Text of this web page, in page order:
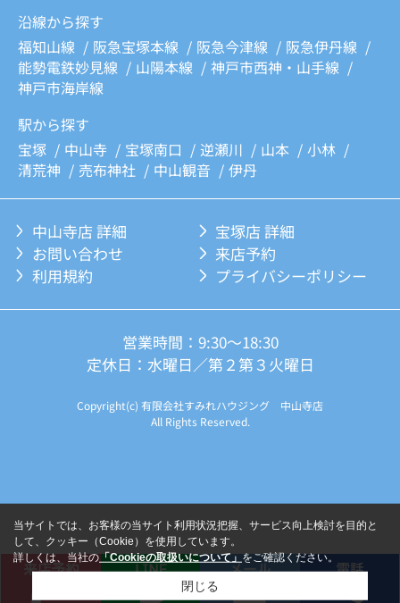
沿線から探す
福知山線
阪急宝塚本線 阪急今津線
阪急伊丹線
能勢電鉄妙見線
山陽本線
神戸市西神・山手線
神戸市海岸線
駅から探す
宝塚
中山寺 宝塚南口 逆瀬川 山本
小林
清荒神
売布神社 中山観音 伊丹
中山寺店 詳細
宝塚店 詳細
お問い合わせ
来店予約
利用規約
プライバシーポリシー
営業時間：9:30～18:30
定休日：水曜日／第２第３火曜日
Copyright(c) 有限会社すみれハウジング 中山寺店
All Rights Reserved.
当サイトでは、お客様の当サイト利用状況把握、サービス向上検討を目的と
して、クッキー（Cookie）を使用しています。
詳しくは、当社の「Cookieの取扱いについて」をご確認ください。
閉じる